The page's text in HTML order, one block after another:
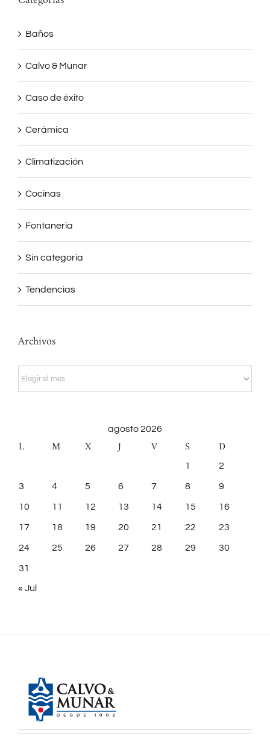
Baños
Calvo & Munar
Caso de éxito
Cerámica
Climatización
Cocinas
Fontanería
Sin categoría
Tendencias
Archivos
Archivos
agosto 2026
L M X J V S D
1 2
3 4 5 6 7 8 9
10 11 12 13 14 15 16
17 18 19 20 21 22 23
24 25 26 27 28 29 30
31
« Jul